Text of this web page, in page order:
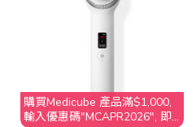
購買Medicube 產品滿$1,000,
輸入優惠碼"MCAPR2026", 即